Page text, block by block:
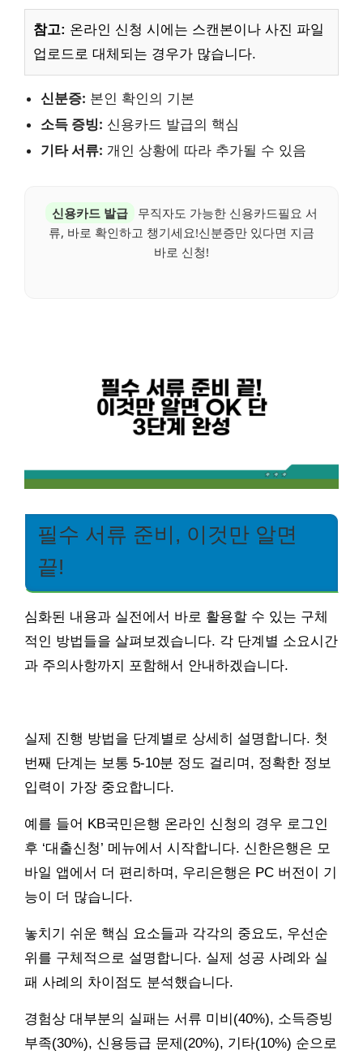
참고: 온라인 신청 시에는 스캔본이나 사진 파일
업로드로 대체되는 경우가 많습니다.
신분증: 본인 확인의 기본
소득 증빙: 신용카드 발급의 핵심
기타 서류: 개인 상황에 따라 추가될 수 있음
신용카드 발급
무직자도 가능한 신용카드필요 서
류, 바로 확인하고 챙기세요!신분증만 있다면 지금
바로 신청!
필수 서류 준비, 이것만 알면
끝!
심화된 내용과 실전에서 바로 활용할 수 있는 구체
적인 방법들을 살펴보겠습니다. 각 단계별 소요시간
과 주의사항까지 포함해서 안내하겠습니다.
실제 진행 방법을 단계별로 상세히 설명합니다. 첫
번째 단계는 보통 5-10분 정도 걸리며, 정확한 정보
입력이 가장 중요합니다.
예를 들어 KB국민은행 온라인 신청의 경우 로그인
후 ‘대출신청’ 메뉴에서 시작합니다. 신한은행은 모
바일 앱에서 더 편리하며, 우리은행은 PC 버전이 기
능이 더 많습니다.
놓치기 쉬운 핵심 요소들과 각각의 중요도, 우선순
위를 구체적으로 설명합니다. 실제 성공 사례와 실
패 사례의 차이점도 분석했습니다.
경험상 대부분의 실패는 서류 미비(40%), 소득증빙
부족(30%), 신용등급 문제(20%), 기타(10%) 순으로